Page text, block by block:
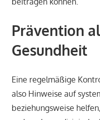
Prävention
Gesundheit
Eine regelmäßige
also Hinweise auf
beziehungsweise